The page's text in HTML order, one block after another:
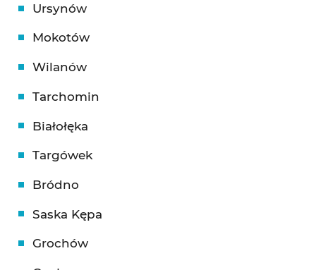
Ursynów
Mokotów
Wilanów
Tarchomin
Białołęka
Targówek
Bródno
Saska Kępa
Grochów